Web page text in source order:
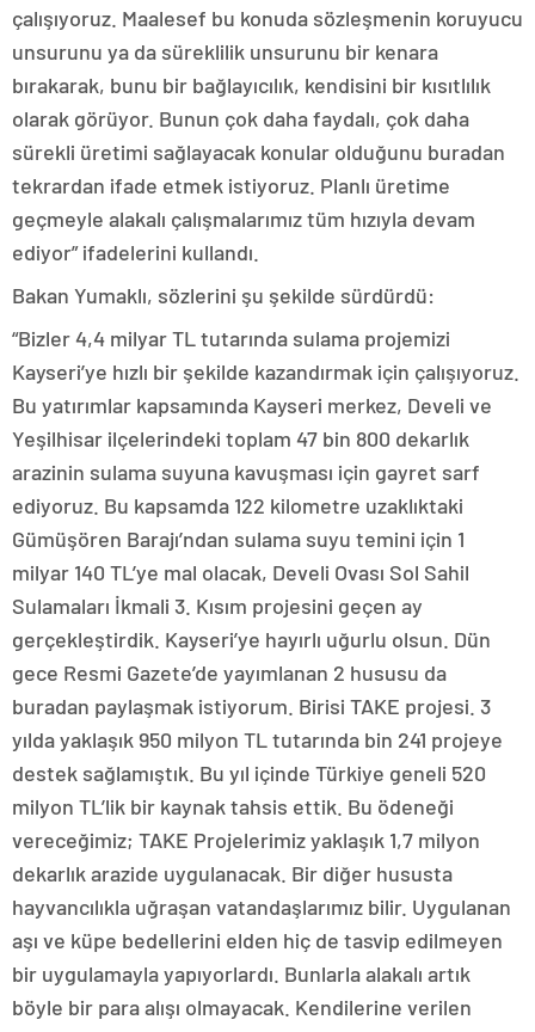
çalışıyoruz. Maalesef bu konuda sözleşmenin koruyucu
unsurunu ya da süreklilik unsurunu bir kenara
bırakarak, bunu bir bağlayıcılık, kendisini bir kısıtlılık
olarak görüyor. Bunun çok daha faydalı, çok daha
sürekli üretimi sağlayacak konular olduğunu buradan
tekrardan ifade etmek istiyoruz. Planlı üretime
geçmeyle alakalı çalışmalarımız tüm hızıyla devam
ediyor” ifadelerini kullandı.
Bakan Yumaklı, sözlerini şu şekilde sürdürdü:
“Bizler 4,4 milyar TL tutarında sulama projemizi
Kayseri’ye hızlı bir şekilde kazandırmak için çalışıyoruz.
Bu yatırımlar kapsamında Kayseri merkez, Develi ve
Yeşilhisar ilçelerindeki toplam 47 bin 800 dekarlık
arazinin sulama suyuna kavuşması için gayret sarf
ediyoruz. Bu kapsamda 122 kilometre uzaklıktaki
Gümüşören Barajı’ndan sulama suyu temini için 1
milyar 140 TL’ye mal olacak, Develi Ovası Sol Sahil
Sulamaları İkmali 3. Kısım projesini geçen ay
gerçekleştirdik. Kayseri’ye hayırlı uğurlu olsun. Dün
gece Resmi Gazete’de yayımlanan 2 hususu da
buradan paylaşmak istiyorum. Birisi TAKE projesi. 3
yılda yaklaşık 950 milyon TL tutarında bin 241 projeye
destek sağlamıştık. Bu yıl içinde Türkiye geneli 520
milyon TL’lik bir kaynak tahsis ettik. Bu ödeneği
vereceğimiz; TAKE Projelerimiz yaklaşık 1,7 milyon
dekarlık arazide uygulanacak. Bir diğer hususta
hayvancılıkla uğraşan vatandaşlarımız bilir. Uygulanan
aşı ve küpe bedellerini elden hiç de tasvip edilmeyen
bir uygulamayla yapıyorlardı. Bunlarla alakalı artık
böyle bir para alışı olmayacak. Kendilerine verilen